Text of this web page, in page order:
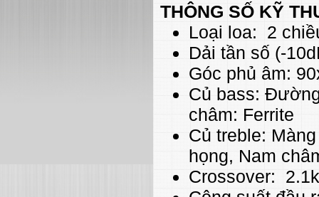
THÔNG SỐ KỸ
Loại loa: 2
Dải tần số (-
Góc phủ âm:
Củ bass:
châm: Ferrite
Củ treble:
họng, Nam
Crossover: